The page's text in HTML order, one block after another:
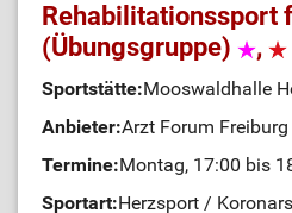
Rehabilitationssport
(Übungsgruppe)
,
Sportstätte:Mooswaldhalle
Anbieter:Arzt Forum Freiburg
Termine:Montag, 17:00 bis
Sportart:Herzsport /